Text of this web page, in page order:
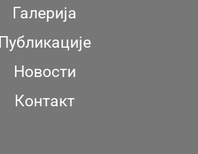
Галерија
Публикације
Новости
Контакт